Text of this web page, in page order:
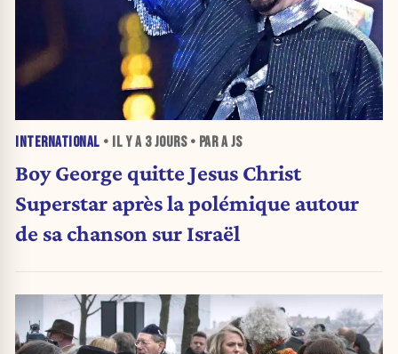
INTERNATIONAL • IL Y A 3 JOURS• PAR A JS
Boy George quitte Jesus Christ
Superstar après la polémique autour
de sa chanson sur Israël